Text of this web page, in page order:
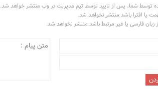
توسط شما، پس از تایید توسط تیم مدیریت در وب منتشر خواهد شد.
یا افترا باشد منتشر نخواهد شد.
زبان فارسی یا غیر مرتبط باشد منتشر نخواهد شد.